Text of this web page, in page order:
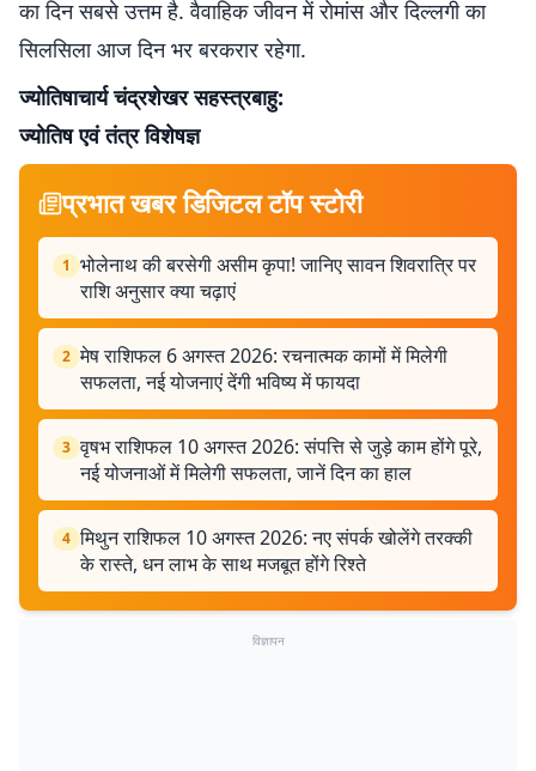
का दिन सबसे उत्तम है. वैवाहिक जीवन में रोमांस और दिल्लगी का
सिलसिला आज दिन भर बरकरार रहेगा.
ज्योतिषाचार्य चंद्रशेखर सहस्त्रबाहु:
ज्योतिष एवं तंत्र विशेषज्ञ
प्रभात खबर डिजिटल टॉप स्टोरी
1 भोलेनाथ की बरसेगी असीम कृपा! जानिए सावन शिवरात्रि पर
राशि अनुसार क्या चढ़ाएं
2 मेष राशिफल 6 अगस्त 2026: रचनात्मक कामों में मिलेगी
सफलता, नई योजनाएं देंगी भविष्य में फायदा
3 वृषभ राशिफल 10 अगस्त 2026: संपत्ति से जुड़े काम होंगे पूरे,
नई योजनाओं में मिलेगी सफलता, जानें दिन का हाल
4 मिथुन राशिफल 10 अगस्त 2026: नए संपर्क खोलेंगे तरक्की
के रास्ते, धन लाभ के साथ मजबूत होंगे रिश्ते
विज्ञापन